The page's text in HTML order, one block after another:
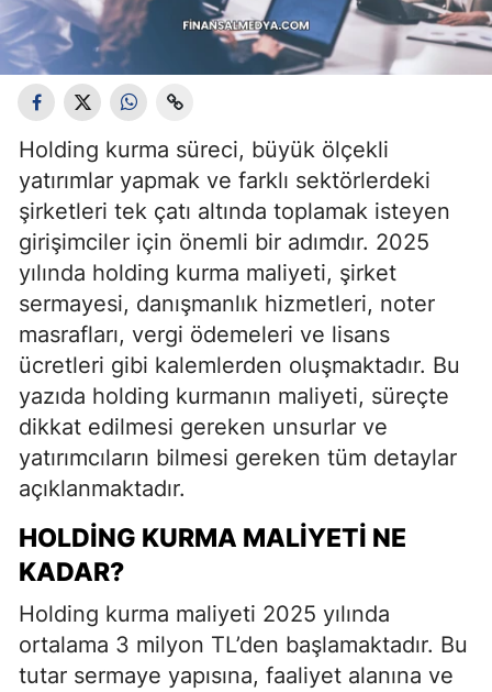
Holding kurma süreci, büyük ölçekli
yatırımlar yapmak ve farklı sektörlerdeki
şirketleri tek çatı altında toplamak isteyen
girişimciler için önemli bir adımdır. 2025
yılında holding kurma maliyeti, şirket
sermayesi, danışmanlık hizmetleri, noter
masrafları, vergi ödemeleri ve lisans
ücretleri gibi kalemlerden oluşmaktadır. Bu
yazıda holding kurmanın maliyeti, süreçte
dikkat edilmesi gereken unsurlar ve
yatırımcıların bilmesi gereken tüm detaylar
açıklanmaktadır.
HOLDING KURMA MALIYETI NE
KADAR?
Holding kurma maliyeti 2025 yılında
ortalama 3 milyon TL’den başlamaktadır. Bu
tutar sermaye yapısına, faaliyet alanına ve